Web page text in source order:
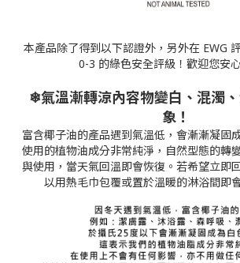
本產品除了得到以下認證外，另外在 EWG
0-3 的綠色安全評級！歡迎您安
❄氣溫漸轉涼內容物變白、混濁
象！
富含椰子油的產品遇到氣溫低，會漸漸凝固
使用的植物油成分非常純淨，自然型態的轉
與使用，當天氣回溫即會恢復。若希望立即
以用熱毛巾包覆或置於溫暖的淋浴間即